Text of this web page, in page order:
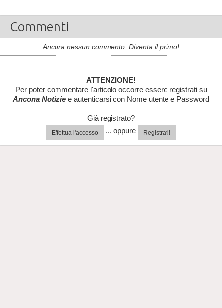
Commenti
Ancora nessun commento. Diventa il primo!
ATTENZIONE!
Per poter commentare l'articolo occorre essere registrati su
Ancona Notizie e autenticarsi con Nome utente e Password
Già registrato?
Effettua l'accesso ... oppure Registrati!